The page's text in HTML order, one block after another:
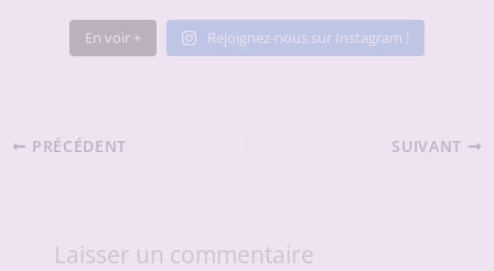
En voir + Rejoignez-nous sur Instagram !
PRÉCÉDENT SUIVANT
Laisser un commentaire